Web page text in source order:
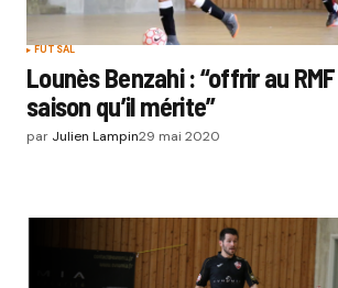
FUTSAL
Lounès Benzahi : “offrir au
saison qu’il mérite”
par Julien Lampin29 mai 2020